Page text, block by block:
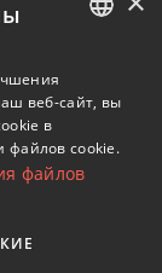
SPANISH
FRENCH
веб-сайт, вы
в
файлов cookie.
файлов